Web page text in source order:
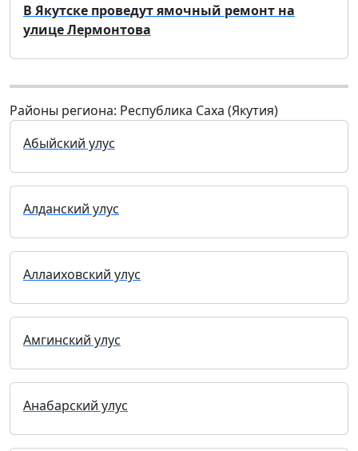
В Якутске проведут ямочный ремонт на
улице Лермонтова
Районы региона: Республика Саха (Якутия)
Абыйский улус
Алданский улус
Аллаиховский улус
Амгинский улус
Анабарский улус